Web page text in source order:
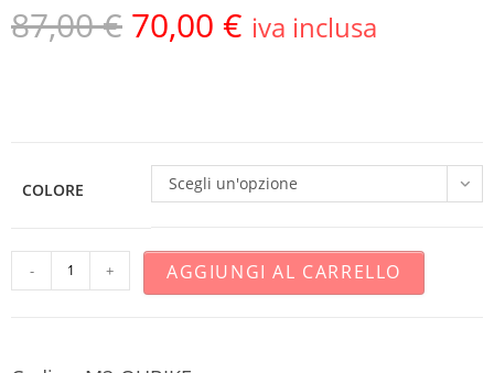
87,00€ 70,00 € iva inclusa
COLORE Scegli un'opzione
- + AGGIUNGI AL CARRELLO